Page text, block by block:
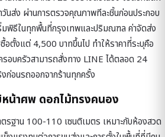
วันส่ง ผ่านการตรวจคุณภาพทีละชิ้นก่อนประกอบ
มพิธีในทุกพื้นที่กรุงเทพและปริมณฑล ค่าจัดส่ง
อตั้งแต่ 4,500 บาทขึ้นไป ทำให้ราคาที่ระบุคือ
รอบครัวสามารถสั่งทาง LINE ได้ตลอด 24
ก่อนรถออกจากร้านทุกครั้ง
น้าศพ ดอกไม้ทรงคนอง
รฐาน 100-110 เซนติเมตร เหมาะกับห้องสวด